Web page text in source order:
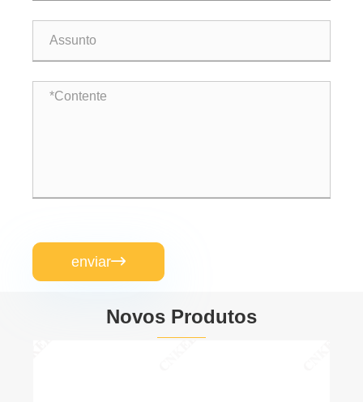
enviar
Novos Produtos